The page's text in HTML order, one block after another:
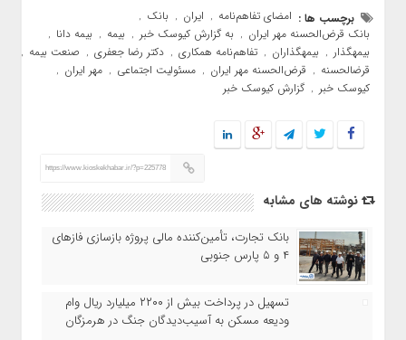
برچسب ها : امضای تفاهم‌نامه , ایران , بانک ,
بانک قرض‌الحسنه مهر ایران , به گزارش کیوسک خبر , بیمه , بیمه دانا ,
بیمهگذار , بیمهگذاران , تفاهم‌نامه همکاری , دکتر رضا جعفری , صنعت بیمه ,
قرضالحسنه , قرض‌الحسنه مهر ایران , مسئولیت اجتماعی , مهر ایران ,
کیوسک خبر , گزارش کیوسک خبر
https://www.kioskekhabar.ir/?p=225778
نوشته های مشابه
بانک تجارت، تأمین‌کننده مالی پروژه بازسازی فازهای
۴ و ۵ پارس جنوبی
تسهیل در پرداخت بیش از ۲۲۰۰ میلیارد ریال وام
ودیعه مسکن به آسیب‌دیدگان جنگ در هرمزگان